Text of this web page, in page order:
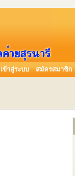
เข้าสู่ระบบ สมัครสมาชิก